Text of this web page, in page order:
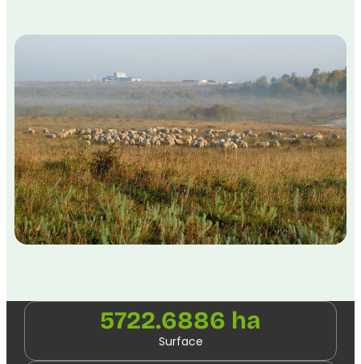
5722.6886 ha
Surface